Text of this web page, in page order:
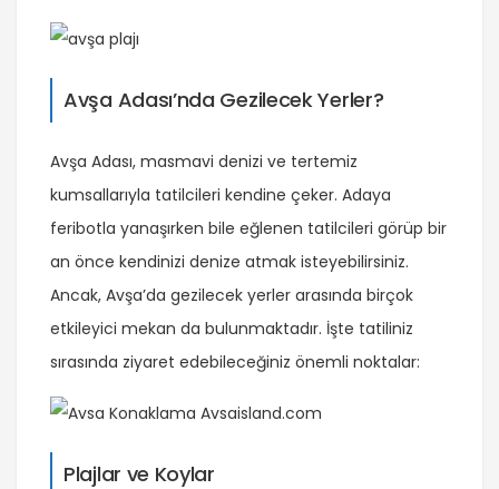
Avşa Adası’nda Gezilecek Yerler?
Avşa Adası, masmavi denizi ve tertemiz
kumsallarıyla tatilcileri kendine çeker. Adaya
feribotla yanaşırken bile eğlenen tatilcileri görüp bir
an önce kendinizi denize atmak isteyebilirsiniz.
Ancak, Avşa’da gezilecek yerler arasında birçok
etkileyici mekan da bulunmaktadır. İşte tatiliniz
sırasında ziyaret edebileceğiniz önemli noktalar:
Plajlar ve Koylar